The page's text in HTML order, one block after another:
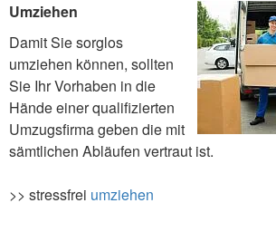
Umziehen
Damit Sie sorglos
umziehen können, sollten
Sie Ihr Vorhaben in die
Hände einer qualifizierten
Umzugsfirma geben die mit
sämtlichen Abläufen vertraut ist.
>> stressfrei umziehen